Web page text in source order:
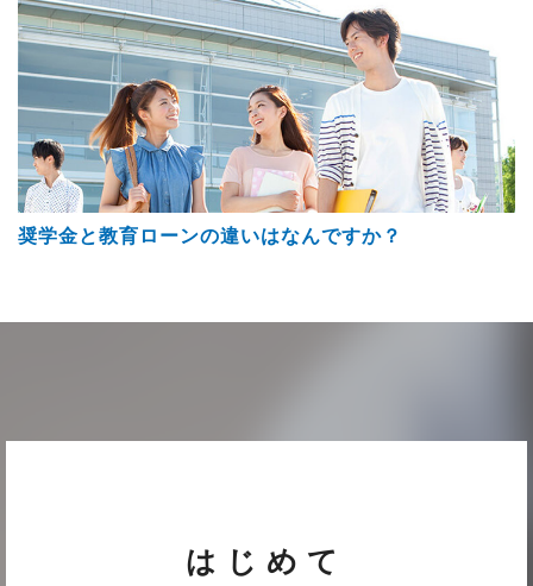
奨学金と教育ローンの違いはなんですか？
はじめて